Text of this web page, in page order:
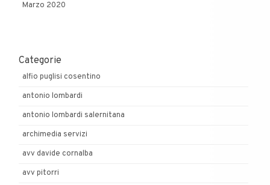
Marzo 2020
Categorie
alfio puglisi cosentino
antonio lombardi
antonio lombardi salernitana
archimedia servizi
avv davide cornalba
avv pitorri